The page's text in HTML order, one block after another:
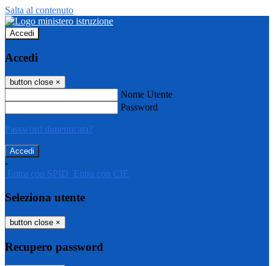
Salta al contenuto
Accedi
Accedi
button close ×
Nome Utente
Password
Password dimenticata?
-
Entra con SPID Entra con CIE
Seleziona utente
button close ×
Recupero password